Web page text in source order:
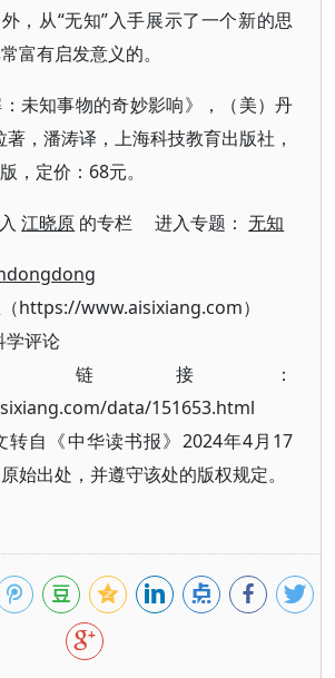
，从“无知”入手展示了一个新的思
富有启发意义的。
：未知事物的奇妙影响》，（美）丹
著，潘涛译，上海科技教育出版社，
，定价：68元。
江晓原 的专栏 进入专题：无知
https://www.aisixiang.com）
学评论
链接：
data/151653.html
转自《中华读书报》2024年4月17
始出处，并遵守该处的版权规定。